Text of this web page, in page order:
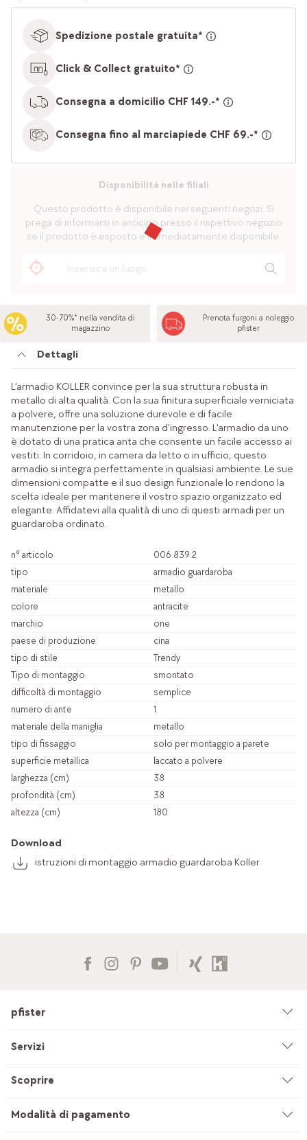
Spedizione postale gratuita*
Click & Collect gratuito*
Consegna a domicilio CHF 149.-*
Consegna fino al marciapiede CHF 69.-*
Disponibilità nelle filiali
Questo prodotto è disponibile nei seguenti negozi. Si
prega di informarsi in anticipo presso il rispettivo negozio
se il prodotto è esposto e immediatamente disponibile.
30-70%* nella vendita di
magazzino
Prenota furgoni a noleggio
pfister
Dettagli
L'armadio KOLLER convince per la sua struttura robusta in
metallo di alta qualità. Con la sua finitura superficiale verniciata
a polvere, offre una soluzione durevole e di facile
manutenzione per la vostra zona d'ingresso. L'armadio da uno
è dotato di una pratica anta che consente un facile accesso ai
vestiti. In corridoio, in camera da letto o in ufficio, questo
armadio si integra perfettamente in qualsiasi ambiente. Le sue
dimensioni compatte e il suo design funzionale lo rendono la
scelta ideale per mantenere il vostro spazio organizzato ed
elegante. Affidatevi alla qualità di uno di questi armadi per un
guardaroba ordinato.
n° articolo
006.839.2
tipo
armadio guardaroba
materiale
metallo
colore
antracite
marchio
one
paese di produzione
cina
tipo di stile
Trendy
Tipo di montaggio
smontato
difficoltà di montaggio
semplice
numero di ante
1
materiale della maniglia
metallo
tipo di fissaggio
solo per montaggio a parete
superficie metallica
laccato a polvere
larghezza (cm)
38
profondità (cm)
38
altezza (cm)
180
Download
istruzioni di montaggio armadio guardaroba Koller
pfister
Azienda
Servizi
Consulenza
Scoprire
Studio di cucine
Modalità di pagamento